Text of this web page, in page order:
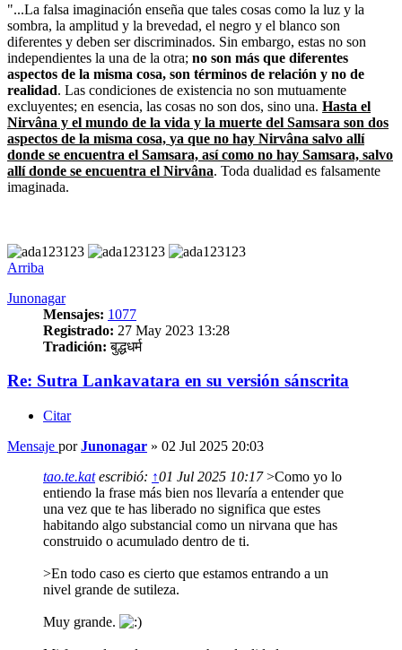
"...La falsa imaginación enseña que tales cosas como la luz y la
sombra, la amplitud y la brevedad, el negro y el blanco son
diferentes y deben ser discriminados. Sin embargo, estas no son
independientes la una de la otra; no son más que diferentes
aspectos de la misma cosa, son términos de relación y no de
realidad. Las condiciones de existencia no son mutuamente
excluyentes; en esencia, las cosas no son dos, sino una. Hasta el
Nirvâna y el mundo de la vida y la muerte del Samsara son dos
aspectos de la misma cosa, ya que no hay Nirvâna salvo allí
donde se encuentra el Samsara, así como no hay Samsara, salvo
allí donde se encuentra el Nirvâna. Toda dualidad es falsamente
imaginada.
Arriba
Junonagar
Mensajes: 1077
Registrado: 27 May 2023 13:28
Tradición: बुद्धधर्म
Re: Sutra Lankavatara en su versión sánscrita
Citar
Mensaje porJunonagar » 02 Jul 2025 20:03
tao.te.katescribió: ↑01 Jul 2025 10:17>Como yo lo
entiendo la frase más bien nos llevaría a entender que
una vez que te has liberado no significa que estes
habitando algo substancial como un nirvana que has
construido o acumulado dentro de ti.
>En todo caso es cierto que estamos entrando a un
nivel grande de sutileza.
Muy grande.